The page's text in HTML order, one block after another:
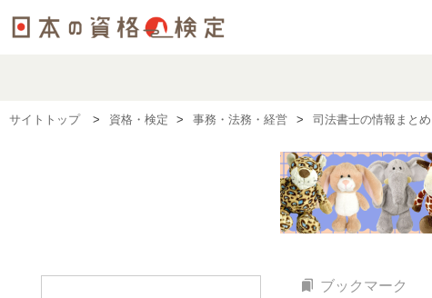
サイトトップ 資格・検定 事務・法務・経営 司法書士の情報まとめ
bookmarks ブックマーク